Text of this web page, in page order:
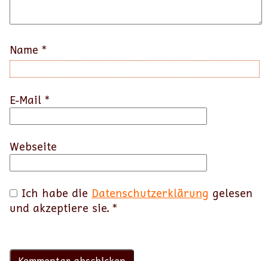
Name *
E-Mail *
Webseite
Ich habe die Datenschutzerklärung gelesen
und akzeptiere sie. *